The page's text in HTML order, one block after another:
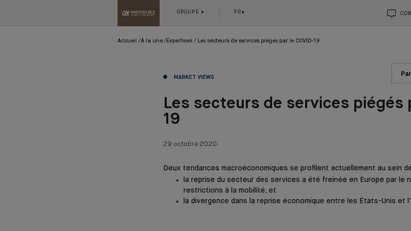
GROUPE FR
Accueil À la une Expertises Les secteurs de services piégés par le COVID-19
MARKET VIEWS
Les secteurs de services piégés
19
29 octobre 2020
Deux tendances macroéconomiques se profilent actuellement au sein
la reprise du secteur des services a été freinée en Europe par le
restrictions à la mobilité, et
la divergence dans la reprise économique entre les États-Unis et